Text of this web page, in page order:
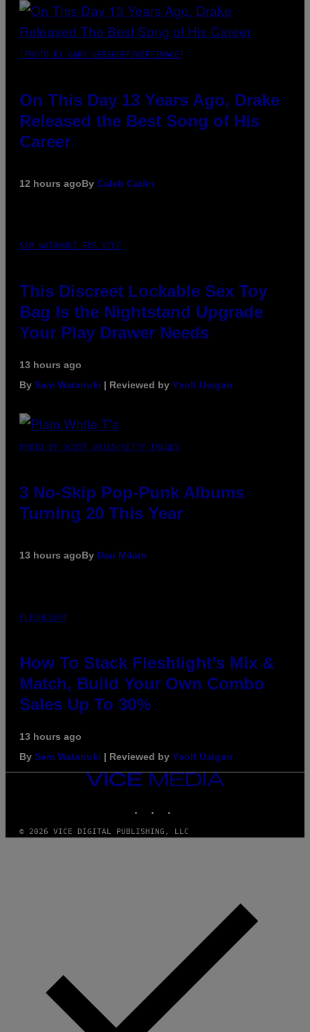
(PHOTO BY GARY GERSHOFF/WIREIMAGE)
On This Day 13 Years Ago, Drake
Released the Best Song of His
Career
12 hours agoBy Caleb Catlin
SAM WATANUKI FOR VICE
This Discreet Lockable Sex Toy
Bag Is the Nightstand Upgrade
Your Play Drawer Needs
13 hours ago
By Sam Watanuki | Reviewed by Ysolt Usigan
PHOTO BY SCOTT GRIES/GETTY IMAGES
3 No-Skip Pop-Punk Albums
Turning 20 This Year
13 hours agoBy Dan Milam
FLESHLIGHT
How To Stack Fleshlight’s Mix &
Match, Build Your Own Combo
Sales Up To 30%
13 hours ago
By Sam Watanuki | Reviewed by Ysolt Usigan
VICE
© 2026 VICE DIGITAL PUBLISHING, LLC